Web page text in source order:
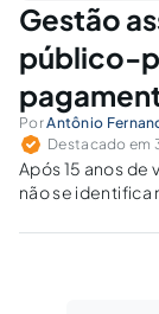
Gestão
público-
PorAntônio
Destacado em
Após 15 anos de
não se identifica
cooperação.